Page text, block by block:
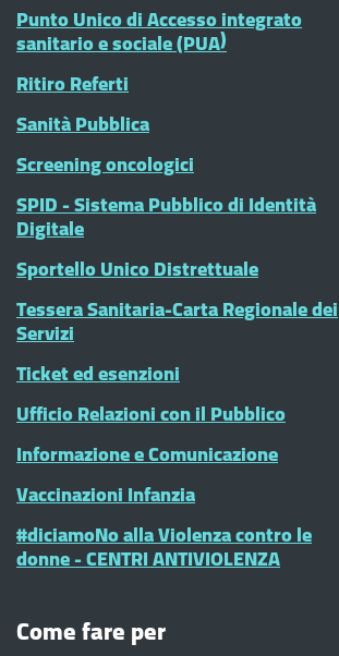
Punto Unico di Accesso integrato
sanitario e sociale (PUA)
Ritiro Referti
Sanità Pubblica
Screening oncologici
SPID - Sistema Pubblico di Identità
Digitale
Sportello Unico Distrettuale
Tessera Sanitaria-Carta Regionale dei
Servizi
Ticket ed esenzioni
Ufficio Relazioni con il Pubblico
Informazione e Comunicazione
Vaccinazioni Infanzia
#diciamoNo alla Violenza contro le
donne - CENTRI ANTIVIOLENZA
Come fare per